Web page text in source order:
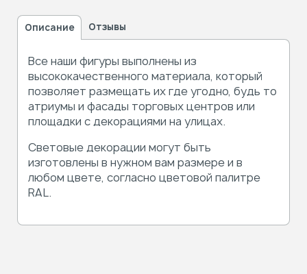
Описание Отзывы
Все наши фигуры выполнены из
высококачественного материала, который
позволяет размещать их где угодно, будь то
атриумы и фасады торговых центров или
площадки с декорациями на улицах.
Световые декорации могут быть
изготовлены в нужном вам размере и в
любом цвете, согласно цветовой палитре
RAL.